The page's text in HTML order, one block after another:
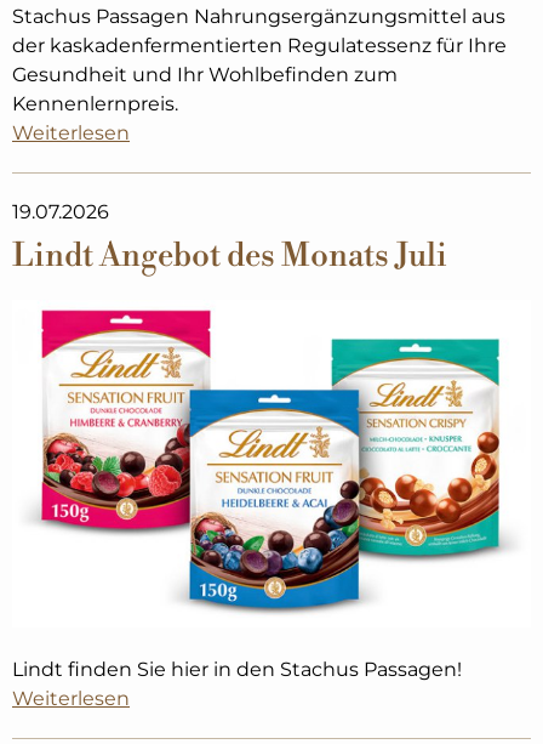
Stachus Passagen Nahrungsergänzungsmittel aus
der kaskadenfermentierten Regulatessenz für Ihre
Gesundheit und Ihr Wohlbefinden zum
Kennenlernpreis.
Weiterlesen
19.07.2026
Lindt Angebot des Monats Juli
Lindt finden Sie hier in den Stachus Passagen! ​
Weiterlesen